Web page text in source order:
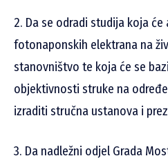
2. Da se odradi studija koja
fotonaponskih elektrana na
stanovništvo te koja će se
objektivnosti struke na
izraditi stručna ustanova i
3. Da nadležni odjel Grada